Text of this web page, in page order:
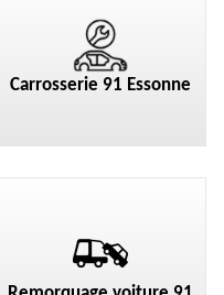
Carrosserie 91 Essonne